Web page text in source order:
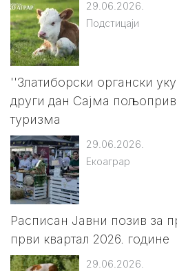
29.06.2026.
Подстицаји
''Златиборски органски
други дан Сајма
туризма
29.06.2026.
Екоаграр
Расписан Јавни позив за
први квартал 2026. године
29.06.2026.